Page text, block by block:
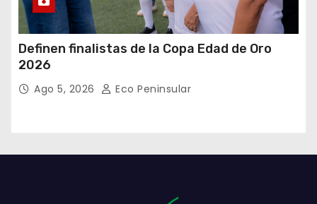
Definen finalistas de la Copa Edad de Oro
2026
Ago 5, 2026 Eco Peninsular